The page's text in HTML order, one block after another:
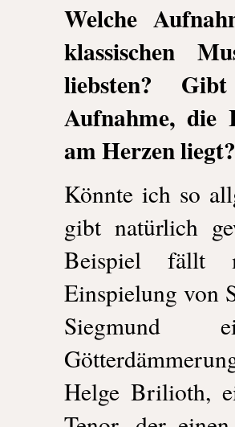
Welche
klassischen
liebsten?
Aufnahme, die
am Herzen liegt?
Könnte ich so
gibt natürlich
Beispiel fällt
Einspielung von
Helge Brilioth,